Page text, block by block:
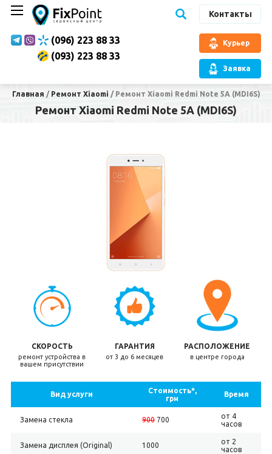
Контакты
(096) 223 88 33
(093) 223 88 33
Курьер
Заявка
Главная / Ремонт Xiaomi / Ремонт Xiaomi Redmi Note 5A (MDI6S)
Ремонт Xiaomi Redmi Note 5A (MDI6S)
СКОРОСТЬ
ремонт устройства в
вашем присутствии
ГАРАНТИЯ
от 3 до 6 месяцев
РАСПОЛОЖЕНИЕ
в центре города
Вид услуги
Стоимость*,
грн
Время
Замена стекла 900700
от 4
часов
Замена дисплея (Original) 1000
от 2
часов